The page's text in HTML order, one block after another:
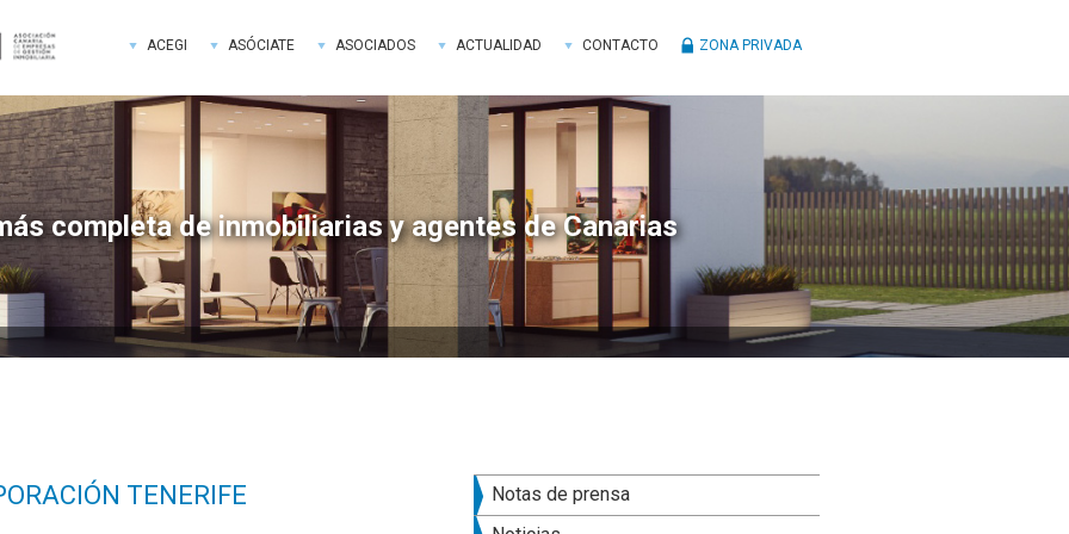
ACEGI ASÓCIATE ASOCIADOS ACTUALIDAD CONTACTO ZONA PRIVADA
completa de inmobiliarias y agentes de Canarias
TENERIFE
Barra
Notas de prensa